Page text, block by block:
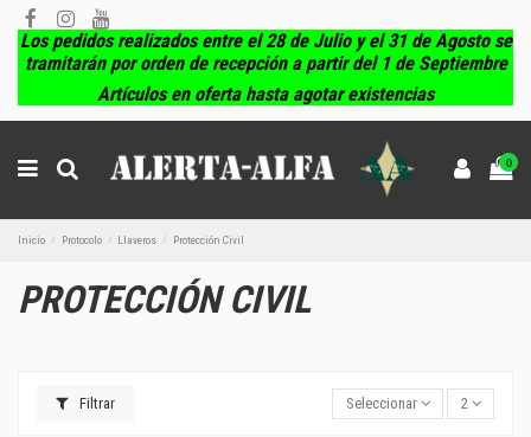
Los pedidos realizados entre el 28 de Julio y el 31 de Agosto se
tramitarán por orden de recepción a partir del 1 de Septiembre
Artículos en oferta hasta agotar existencias
0
Inicio Protocolo Llaveros Protección Civil
PROTECCIÓN CIVIL
Filtrar Seleccionar 2